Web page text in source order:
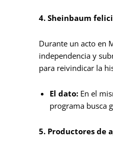
4. Sheinbaum
Durante un acto en
independencia y
para reivindicar la
El dato: En el
programa busca
5. Productores de